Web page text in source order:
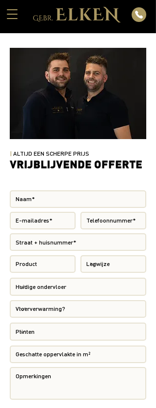
| ALTIJD EEN SCHERPE PRIJS
VRIJBLIJVENDE OFFERTE